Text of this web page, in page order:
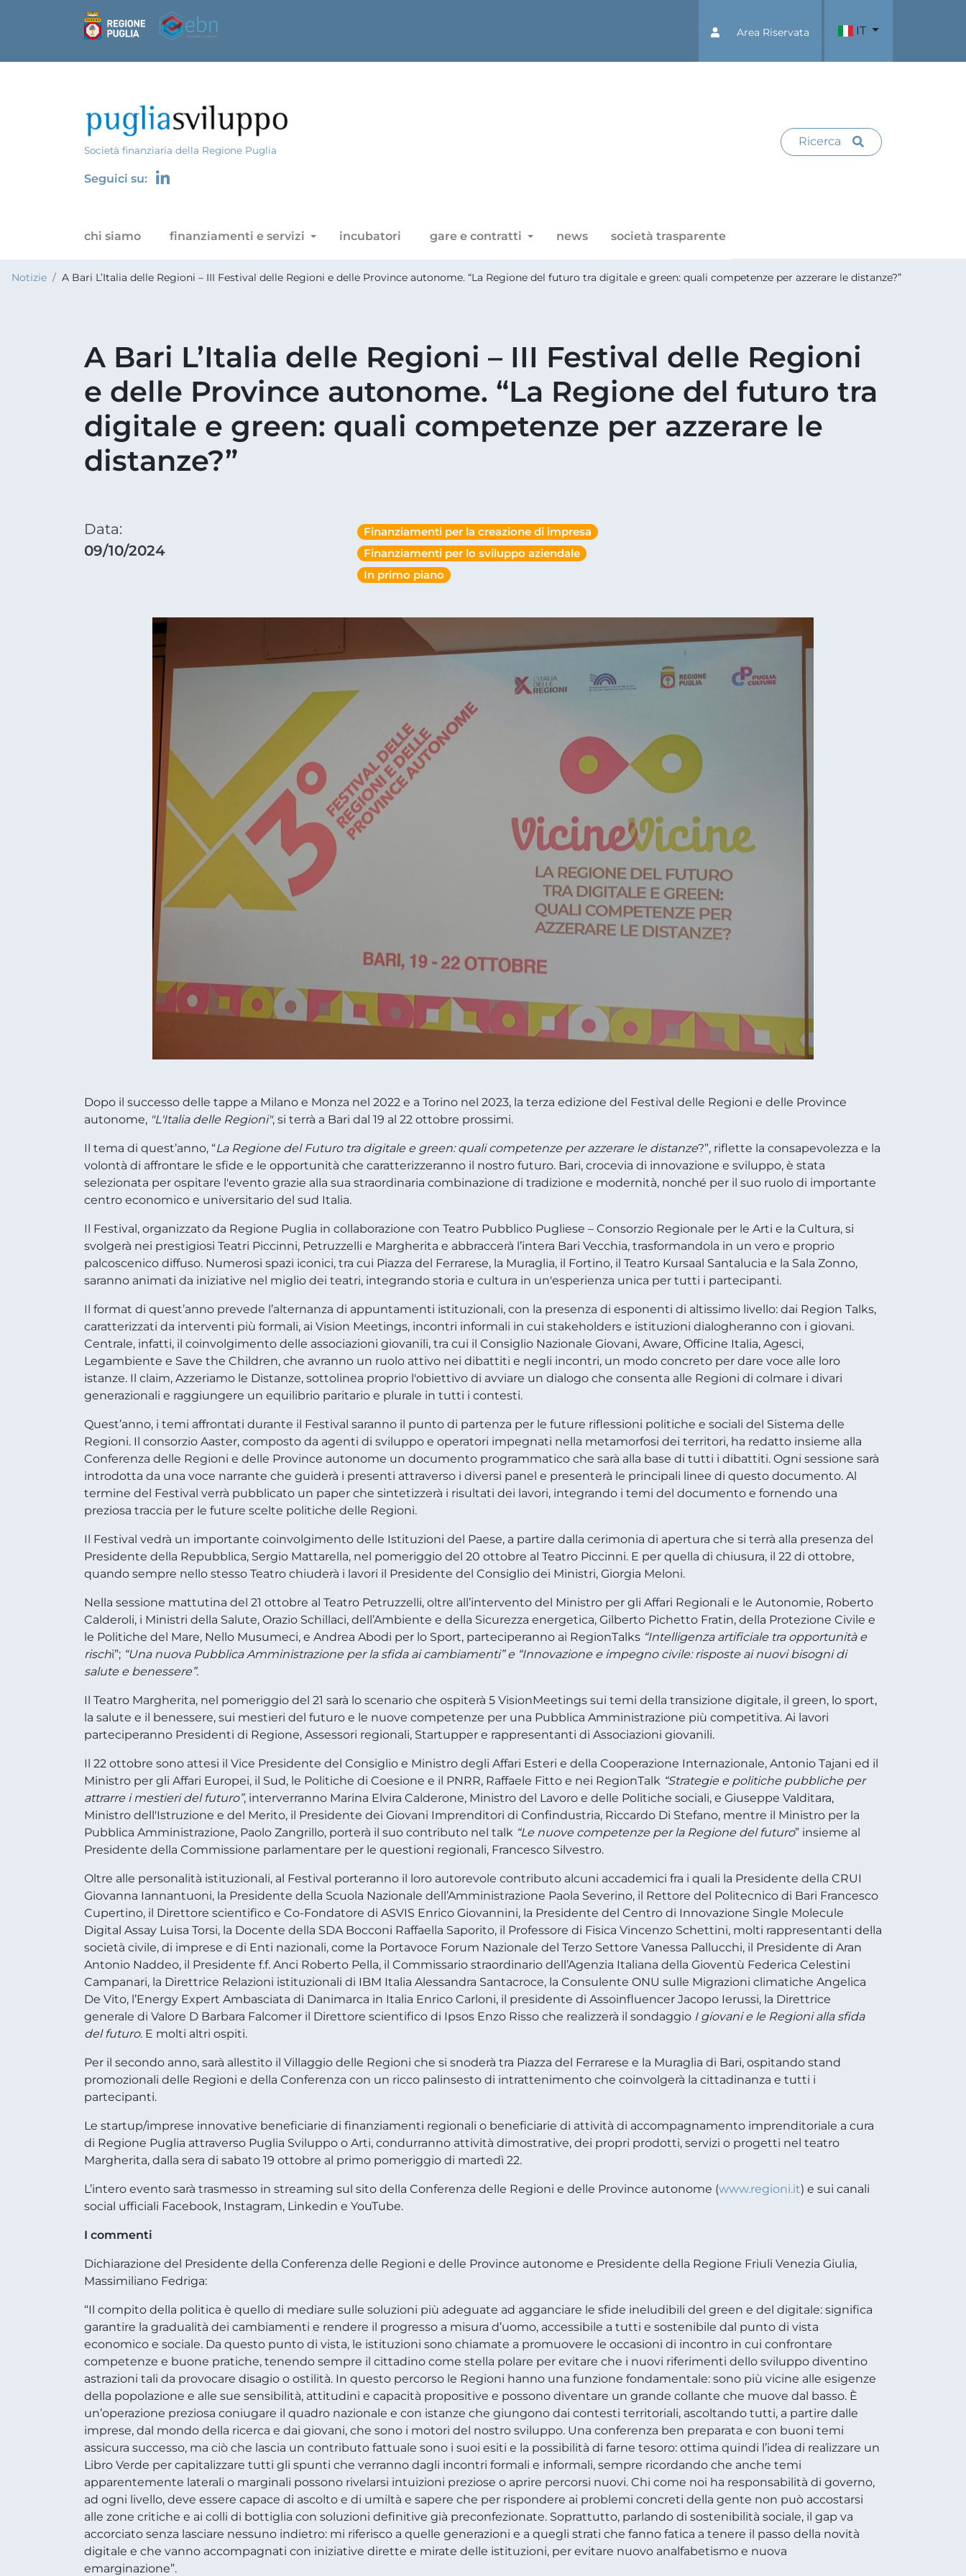
Area Riservata IT
Società finanziaria della Regione Puglia
Seguici su:
Ricerca
chi siamo finanziamenti e servizi incubatori gare e contratti news società trasparente
Notizie A Bari L’Italia delle Regioni – III Festival delle Regioni e delle Province autonome. “La Regione del futuro tra digitale e green: quali competenze per azzerare le distanze?”
A Bari L’Italia delle Regioni – III Festival delle Regioni
e delle Province autonome. “La Regione del futuro tra
digitale e green: quali competenze per azzerare le
distanze?”
Data:
09/10/2024
Finanziamenti per la creazione di impresa
Finanziamenti per lo sviluppo aziendale
In primo piano
Dopo il successo delle tappe a Milano e Monza nel 2022 e a Torino nel 2023, la terza edizione del Festival delle Regioni e delle Province
autonome, "L'Italia delle Regioni", si terrà a Bari dal 19 al 22 ottobre prossimi.
Il tema di quest’anno, “La Regione del Futuro tra digitale e green: quali competenze per azzerare le distanze?”, riflette la consapevolezza e la
volontà di affrontare le sfide e le opportunità che caratterizzeranno il nostro futuro. Bari, crocevia di innovazione e sviluppo, è stata
selezionata per ospitare l'evento grazie alla sua straordinaria combinazione di tradizione e modernità, nonché per il suo ruolo di importante
centro economico e universitario del sud Italia.
Il Festival, organizzato da Regione Puglia in collaborazione con Teatro Pubblico Pugliese – Consorzio Regionale per le Arti e la Cultura, si
svolgerà nei prestigiosi Teatri Piccinni, Petruzzelli e Margherita e abbraccerà l’intera Bari Vecchia, trasformandola in un vero e proprio
palcoscenico diffuso. Numerosi spazi iconici, tra cui Piazza del Ferrarese, la Muraglia, il Fortino, il Teatro Kursaal Santalucia e la Sala Zonno,
saranno animati da iniziative nel miglio dei teatri, integrando storia e cultura in un'esperienza unica per tutti i partecipanti.
Il format di quest’anno prevede l’alternanza di appuntamenti istituzionali, con la presenza di esponenti di altissimo livello: dai Region Talks,
caratterizzati da interventi più formali, ai Vision Meetings, incontri informali in cui stakeholders e istituzioni dialogheranno con i giovani.
Centrale, infatti, il coinvolgimento delle associazioni giovanili, tra cui il Consiglio Nazionale Giovani, Aware, Officine Italia, Agesci,
Legambiente e Save the Children, che avranno un ruolo attivo nei dibattiti e negli incontri, un modo concreto per dare voce alle loro
istanze. Il claim, Azzeriamo le Distanze, sottolinea proprio l'obiettivo di avviare un dialogo che consenta alle Regioni di colmare i divari
generazionali e raggiungere un equilibrio paritario e plurale in tutti i contesti.
Quest’anno, i temi affrontati durante il Festival saranno il punto di partenza per le future riflessioni politiche e sociali del Sistema delle
Regioni. Il consorzio Aaster, composto da agenti di sviluppo e operatori impegnati nella metamorfosi dei territori, ha redatto insieme alla
Conferenza delle Regioni e delle Province autonome un documento programmatico che sarà alla base di tutti i dibattiti. Ogni sessione sarà
introdotta da una voce narrante che guiderà i presenti attraverso i diversi panel e presenterà le principali linee di questo documento. Al
termine del Festival verrà pubblicato un paper che sintetizzerà i risultati dei lavori, integrando i temi del documento e fornendo una
preziosa traccia per le future scelte politiche delle Regioni.
Il Festival vedrà un importante coinvolgimento delle Istituzioni del Paese, a partire dalla cerimonia di apertura che si terrà alla presenza del
Presidente della Repubblica, Sergio Mattarella, nel pomeriggio del 20 ottobre al Teatro Piccinni. E per quella di chiusura, il 22 di ottobre,
quando sempre nello stesso Teatro chiuderà i lavori il Presidente del Consiglio dei Ministri, Giorgia Meloni.
Nella sessione mattutina del 21 ottobre al Teatro Petruzzelli, oltre all’intervento del Ministro per gli Affari Regionali e le Autonomie, Roberto
Calderoli, i Ministri della Salute, Orazio Schillaci, dell’Ambiente e della Sicurezza energetica, Gilberto Pichetto Fratin, della Protezione Civile e
le Politiche del Mare, Nello Musumeci, e Andrea Abodi per lo Sport, parteciperanno ai RegionTalks “Intelligenza artificiale tra opportunità e
rischi”; “Una nuova Pubblica Amministrazione per la sfida ai cambiamenti” e “Innovazione e impegno civile: risposte ai nuovi bisogni di
salute e benessere”.
Il Teatro Margherita, nel pomeriggio del 21 sarà lo scenario che ospiterà 5 VisionMeetings sui temi della transizione digitale, il green, lo sport,
la salute e il benessere, sui mestieri del futuro e le nuove competenze per una Pubblica Amministrazione più competitiva. Ai lavori
parteciperanno Presidenti di Regione, Assessori regionali, Startupper e rappresentanti di Associazioni giovanili.
Il 22 ottobre sono attesi il Vice Presidente del Consiglio e Ministro degli Affari Esteri e della Cooperazione Internazionale, Antonio Tajani ed il
Ministro per gli Affari Europei, il Sud, le Politiche di Coesione e il PNRR, Raffaele Fitto e nei RegionTalk “Strategie e politiche pubbliche per
attrarre i mestieri del futuro”, interverranno Marina Elvira Calderone, Ministro del Lavoro e delle Politiche sociali, e Giuseppe Valditara,
Ministro dell'Istruzione e del Merito, il Presidente dei Giovani Imprenditori di Confindustria, Riccardo Di Stefano, mentre il Ministro per la
Pubblica Amministrazione, Paolo Zangrillo, porterà il suo contributo nel talk “Le nuove competenze per la Regione del futuro” insieme al
Presidente della Commissione parlamentare per le questioni regionali, Francesco Silvestro.
Oltre alle personalità istituzionali, al Festival porteranno il loro autorevole contributo alcuni accademici fra i quali la Presidente della CRUI
Giovanna Iannantuoni, la Presidente della Scuola Nazionale dell’Amministrazione Paola Severino, il Rettore del Politecnico di Bari Francesco
Cupertino, il Direttore scientifico e Co-Fondatore di ASVIS Enrico Giovannini, la Presidente del Centro di Innovazione Single Molecule
Digital Assay Luisa Torsi, la Docente della SDA Bocconi Raffaella Saporito, il Professore di Fisica Vincenzo Schettini, molti rappresentanti della
società civile, di imprese e di Enti nazionali, come la Portavoce Forum Nazionale del Terzo Settore Vanessa Pallucchi, il Presidente di Aran
Antonio Naddeo, il Presidente f.f. Anci Roberto Pella, il Commissario straordinario dell’Agenzia Italiana della Gioventù Federica Celestini
Campanari, la Direttrice Relazioni istituzionali di IBM Italia Alessandra Santacroce, la Consulente ONU sulle Migrazioni climatiche Angelica
De Vito, l’Energy Expert Ambasciata di Danimarca in Italia Enrico Carloni, il presidente di Assoinfluencer Jacopo Ierussi, la Direttrice
generale di Valore D Barbara Falcomer il Direttore scientifico di Ipsos Enzo Risso che realizzerà il sondaggio I giovani e le Regioni alla sfida
del futuro. E molti altri ospiti.
Per il secondo anno, sarà allestito il Villaggio delle Regioni che si snoderà tra Piazza del Ferrarese e la Muraglia di Bari, ospitando stand
promozionali delle Regioni e della Conferenza con un ricco palinsesto di intrattenimento che coinvolgerà la cittadinanza e tutti i
partecipanti.
Le startup/imprese innovative beneficiarie di finanziamenti regionali o beneficiarie di attività di accompagnamento imprenditoriale a cura
di Regione Puglia attraverso Puglia Sviluppo o Arti, condurranno attività dimostrative, dei propri prodotti, servizi o progetti nel teatro
Margherita, dalla sera di sabato 19 ottobre al primo pomeriggio di martedì 22.
L’intero evento sarà trasmesso in streaming sul sito della Conferenza delle Regioni e delle Province autonome (www.regioni.it) e sui canali
social ufficiali Facebook, Instagram, Linkedin e YouTube.
I commenti
Dichiarazione del Presidente della Conferenza delle Regioni e delle Province autonome e Presidente della Regione Friuli Venezia Giulia,
Massimiliano Fedriga:
“Il compito della politica è quello di mediare sulle soluzioni più adeguate ad agganciare le sfide ineludibili del green e del digitale: significa
garantire la gradualità dei cambiamenti e rendere il progresso a misura d’uomo, accessibile a tutti e sostenibile dal punto di vista
economico e sociale. Da questo punto di vista, le istituzioni sono chiamate a promuovere le occasioni di incontro in cui confrontare
competenze e buone pratiche, tenendo sempre il cittadino come stella polare per evitare che i nuovi riferimenti dello sviluppo diventino
astrazioni tali da provocare disagio o ostilità. In questo percorso le Regioni hanno una funzione fondamentale: sono più vicine alle esigenze
della popolazione e alle sue sensibilità, attitudini e capacità propositive e possono diventare un grande collante che muove dal basso. È
un’operazione preziosa coniugare il quadro nazionale e con istanze che giungono dai contesti territoriali, ascoltando tutti, a partire dalle
imprese, dal mondo della ricerca e dai giovani, che sono i motori del nostro sviluppo. Una conferenza ben preparata e con buoni temi
assicura successo, ma ciò che lascia un contributo fattuale sono i suoi esiti e la possibilità di farne tesoro: ottima quindi l’idea di realizzare un
Libro Verde per capitalizzare tutti gli spunti che verranno dagli incontri formali e informali, sempre ricordando che anche temi
apparentemente laterali o marginali possono rivelarsi intuizioni preziose o aprire percorsi nuovi. Chi come noi ha responsabilità di governo,
ad ogni livello, deve essere capace di ascolto e di umiltà e sapere che per rispondere ai problemi concreti della gente non può accostarsi
alle zone critiche e ai colli di bottiglia con soluzioni definitive già preconfezionate. Soprattutto, parlando di sostenibilità sociale, il gap va
accorciato senza lasciare nessuno indietro: mi riferisco a quelle generazioni e a quegli strati che fanno fatica a tenere il passo della novità
digitale e che vanno accompagnati con iniziative dirette e mirate delle istituzioni, per evitare nuovo analfabetismo e nuova
emarginazione”.